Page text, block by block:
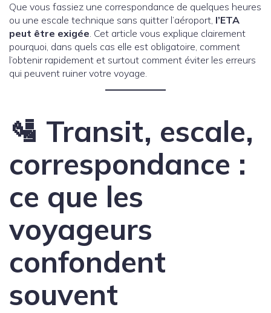
Que vous fassiez une correspondance de quelques heures
ou une escale technique sans quitter l’aéroport, l’ETA
peut être exigée. Cet article vous explique clairement
pourquoi, dans quels cas elle est obligatoire, comment
l’obtenir rapidement et surtout comment éviter les erreurs
qui peuvent ruiner votre voyage.
🛂 Transit, escale,
correspondance :
ce que les
voyageurs
confondent
souvent